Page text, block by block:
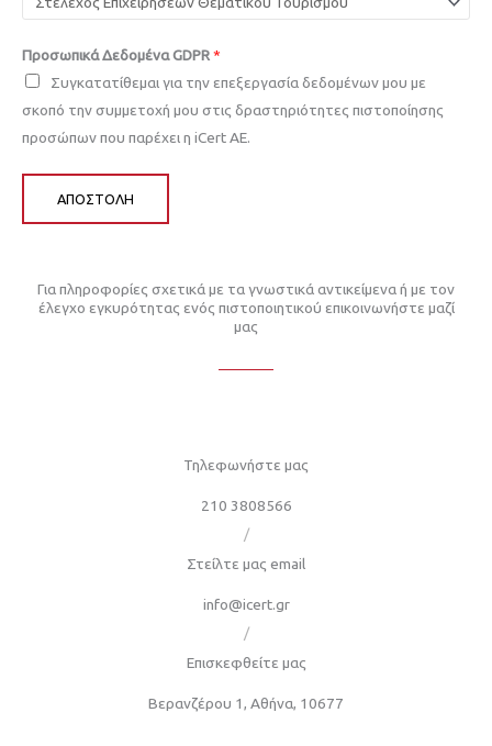
Προσωπικά Δεδομένα GDPR*
Συγκατατίθεμαι για την επεξεργασία δεδομένων μου με
σκοπό την συμμετοχή μου στις δραστηριότητες πιστοποίησης
προσώπων που παρέχει η iCert AE.
ΑΠΟΣΤΟΛΉ
Για πληροφορίες σχετικά με τα γνωστικά αντικείμενα ή με τον
έλεγχο εγκυρότητας ενός πιστοποιητικού επικοινωνήστε μαζί
μας
Τηλεφωνήστε μας
210 3808566
/
Στείλτε μας email
info@icert.gr
/
Επισκεφθείτε μας
Βερανζέρου 1, Αθήνα, 10677